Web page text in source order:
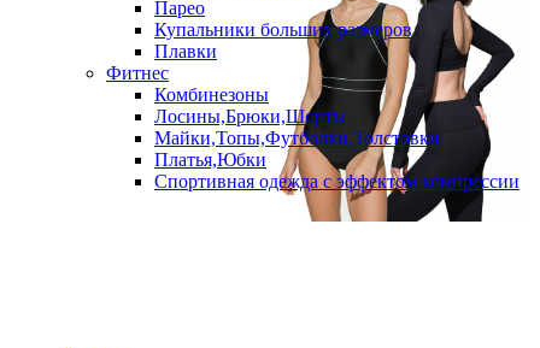
Парео
Купальники больших размеров
Плавки
Фитнес
Комбинезоны
Лосины,Брюки,Шорты
Майки,Топы,Футболки,Толстовки
Платья,Юбки
Спортивная одежда с эффектом компрессии